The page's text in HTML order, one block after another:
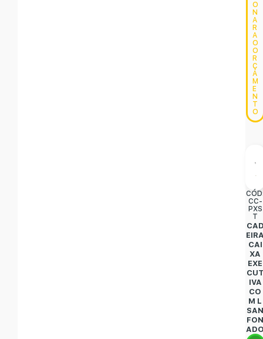
O
N
A
R
A
O
O
R
Ç
A
M
E
N
T
O
CC-
PXS
T
CAI
XA
EXE
IVA
CO
M L